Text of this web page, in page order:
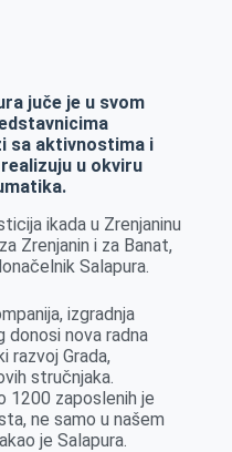
s
A
p
p
l
juče je u svom
sa aktivnostima i
u okviru
ikada u Zrenjaninu
Zrenjanin i za Banat,
Salapura.
izgradnja
donosi nova radna
razvoj Grada,
stručnjaka.
1200 zaposlenih je
ne samo u našem
je Salapura.